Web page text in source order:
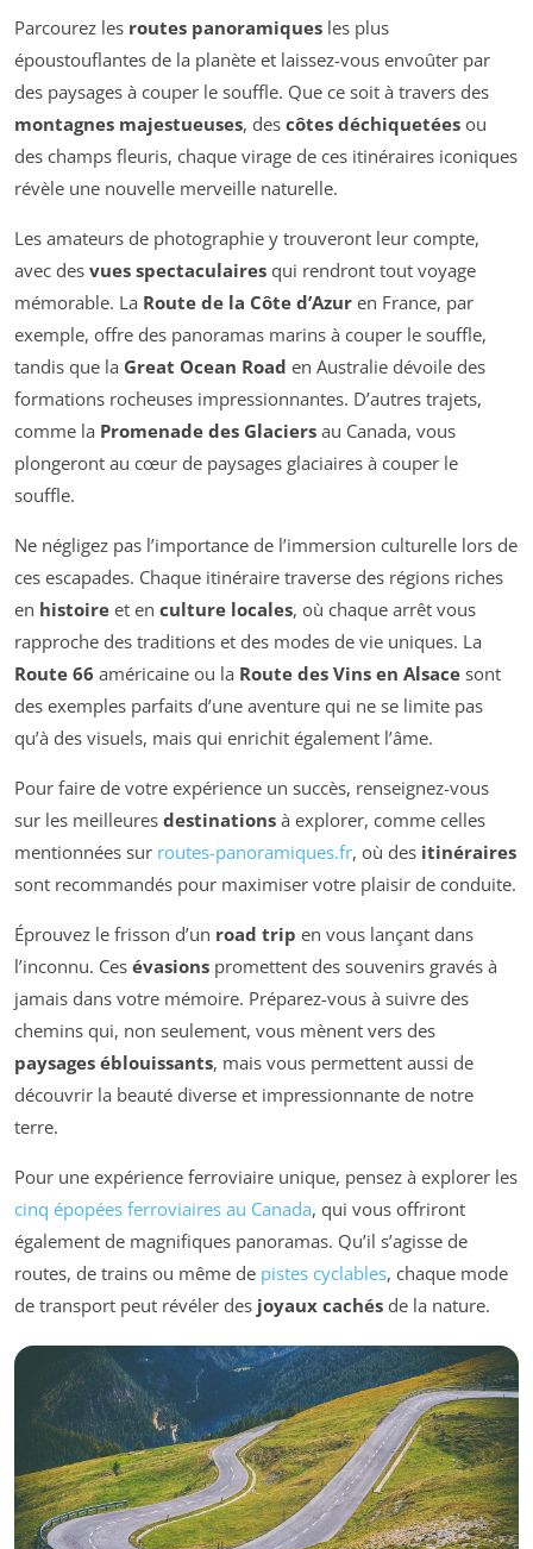
Parcourez les routes panoramiques les plus
époustouflantes de la planète et laissez-vous envoûter par
des paysages à couper le souffle. Que ce soit à travers des
montagnes majestueuses, des côtes déchiquetées ou
des champs fleuris, chaque virage de ces itinéraires iconiques
révèle une nouvelle merveille naturelle.
Les amateurs de photographie y trouveront leur compte,
avec des vues spectaculaires qui rendront tout voyage
mémorable. La Route de la Côte d’Azur en France, par
exemple, offre des panoramas marins à couper le souffle,
tandis que la Great Ocean Road en Australie dévoile des
formations rocheuses impressionnantes. D’autres trajets,
comme la Promenade des Glaciers au Canada, vous
plongeront au cœur de paysages glaciaires à couper le
souffle.
Ne négligez pas l’importance de l’immersion culturelle lors de
ces escapades. Chaque itinéraire traverse des régions riches
en histoire et en culture locales, où chaque arrêt vous
rapproche des traditions et des modes de vie uniques. La
Route 66 américaine ou la Route des Vins en Alsace sont
des exemples parfaits d’une aventure qui ne se limite pas
qu’à des visuels, mais qui enrichit également l’âme.
Pour faire de votre expérience un succès, renseignez-vous
sur les meilleures destinations à explorer, comme celles
mentionnées sur routes-panoramiques.fr, où des itinéraires
sont recommandés pour maximiser votre plaisir de conduite.
Éprouvez le frisson d’un road trip en vous lançant dans
l’inconnu. Ces évasions promettent des souvenirs gravés à
jamais dans votre mémoire. Préparez-vous à suivre des
chemins qui, non seulement, vous mènent vers des
paysages éblouissants, mais vous permettent aussi de
découvrir la beauté diverse et impressionnante de notre
terre.
Pour une expérience ferroviaire unique, pensez à explorer les
cinq épopées ferroviaires au Canada, qui vous offriront
également de magnifiques panoramas. Qu’il s’agisse de
routes, de trains ou même de pistes cyclables, chaque mode
de transport peut révéler des joyaux cachés de la nature.